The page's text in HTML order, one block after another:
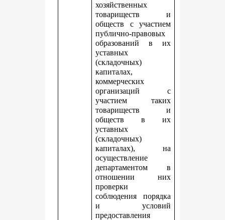
хозяйственных
товариществ и
обществ с участием
публично-правовых
образований в их
уставных
(складочных)
капиталах,
коммерческих
организаций с
участием таких
товариществ и
обществ в их
уставных
(складочных)
капиталах), на
осуществление
департаментом в
отношении них
проверки
соблюдения порядка
и условий
предоставления